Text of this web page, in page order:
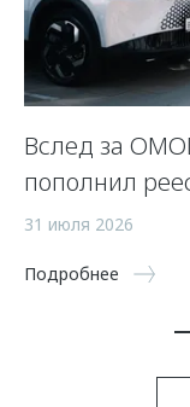
Вслед за
пополнил
31 июля 2026
Подробнее